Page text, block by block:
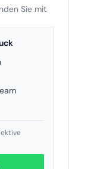
Sie mit